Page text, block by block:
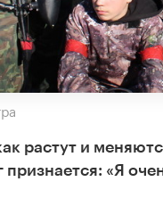
растут и
признается: «Я